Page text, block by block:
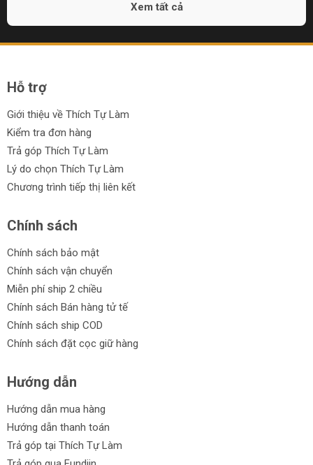
Xem tất cả
Hỗ trợ
Giới thiệu về Thích Tự Làm
Kiểm tra đơn hàng
Trả góp Thích Tự Làm
Lý do chọn Thích Tự Làm
Chương trình tiếp thị liên kết
Chính sách
Chính sách bảo mật
Chính sách vận chuyển
Miễn phí ship 2 chiều
Chính sách Bán hàng tử tế
Chính sách ship COD
Chính sách đặt cọc giữ hàng
Hướng dẫn
Hướng dẫn mua hàng
Hướng dẫn thanh toán
Trả góp tại Thích Tự Làm